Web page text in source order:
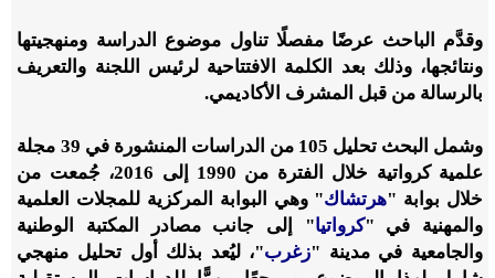
وقدَّم الباحث عرضًا مفصلًا تناول موضوع الدراسة ومنهجيتها
ونتائجها، وذلك بعد الكلمة الافتتاحية لرئيس اللجنة والتعريف
بالرسالة من قبل المشرف الأكاديمي.
وشمل البحث تحليل 105 من الدراسات المنشورة في 39 مجلة
علمية كرواتية خلال الفترة من 1990 إلى 2016، جُمعت من
خلال بوابة "هرتشاك" وهي البوابة المركزية للمجلات العلمية
والمهنية في "كرواتيا" إلى جانب مصادر المكتبة الوطنية
والجامعية في مدينة "زغرب"، ليُعد بذلك أول تحليل منهجي